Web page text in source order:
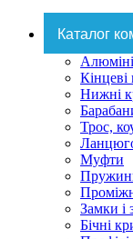
Каталог
Нижні
Трос,
Муфти
Замки і
Бічні